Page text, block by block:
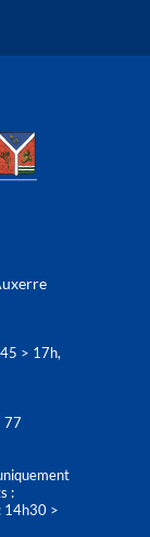
> 17h,
77
:
14h30 >